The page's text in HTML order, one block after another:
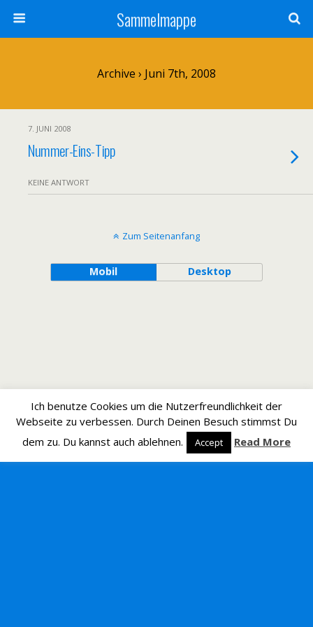
Sammelmappe
Archive › Juni 7th, 2008
7. JUNI 2008
Nummer-Eins-Tipp
KEINE ANTWORT
Zum Seitenanfang
Mobil Desktop
Ich benutze Cookies um die Nutzerfreundlichkeit der
Webseite zu verbessen. Durch Deinen Besuch stimmst Du
dem zu. Du kannst auch ablehnen.
Accept Read More